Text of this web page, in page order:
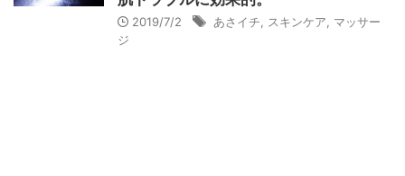
2019/7/2 あさイチ スキンケア
マッサー
ジ